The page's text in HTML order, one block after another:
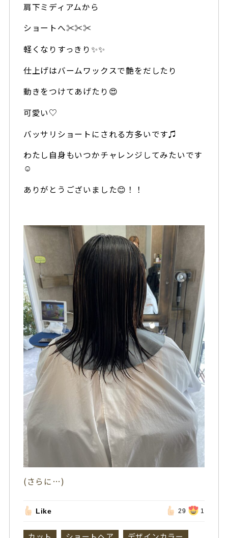
肩下ミディアムから
ショートへ✂︎✂︎✂︎
軽くなりすっきり✨✨
仕上げはバームワックスで艶をだしたり
動きをつけてあげたり😍
可愛い♡
バッサリショートにされる方多いです♫
わたし自身もいつかチャレンジしてみたいです
☺️
ありがとうございました😊！！
(さらに…)
Like 29 1